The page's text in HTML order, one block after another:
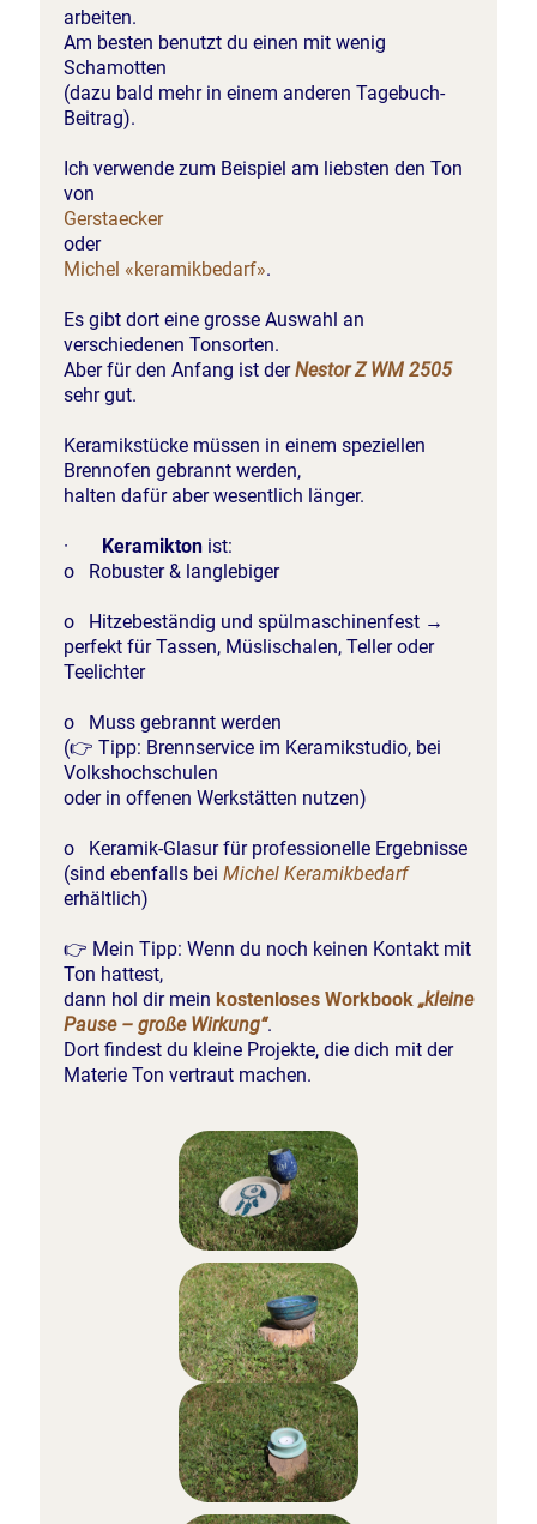
arbeiten.
Am besten benutzt du einen mit wenig
Schamotten
(dazu bald mehr in einem anderen Tagebuch-
Beitrag).
Ich verwende zum Beispiel am liebsten den Ton
von
Gerstaecker
oder
Michel «keramikbedarf».
Es gibt dort eine grosse Auswahl an
verschiedenen Tonsorten.
Aber für den Anfang ist derNestor Z WM 2505
sehr gut.
Keramikstücke müssen in einem speziellen
Brennofen gebrannt werden,
halten dafür aber wesentlich länger.
· Keramikton ist:
o Robuster & langlebiger
o Hitzebeständig und spülmaschinenfest →
perfekt für Tassen, Müslischalen, Teller oder
Teelichter
o Muss gebrannt werden
(👉 Tipp: Brennservice im Keramikstudio, bei
Volkshochschulen
oder in offenen Werkstätten nutzen)
o Keramik-Glasur für professionelle Ergebnisse
(sind ebenfalls bei Michel Keramikbedarf
erhältlich)
👉 Mein Tipp: Wenn du noch keinen Kontakt mit
Ton hattest,
dann hol dir mein kostenloses Workbook „kleine
Pause – große Wirkung“.
Dort findest du kleine Projekte, die dich mit der
Materie Ton vertraut machen.